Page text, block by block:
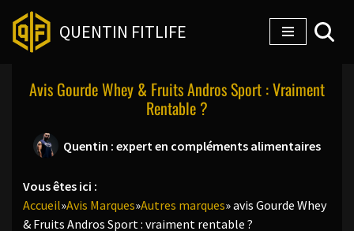
Aller
contenu
QUENTIN FITLIFE
Avis Gourde Whey & Fruits Andros Sport : Vraiment
Rentable ?
Quentin : expert en compléments alimentaires
Vous êtes ici :
Accueil»Avis Marques»Autres marques»avis Gourde Whey
& Fruits Andros Sport : vraiment rentable ?